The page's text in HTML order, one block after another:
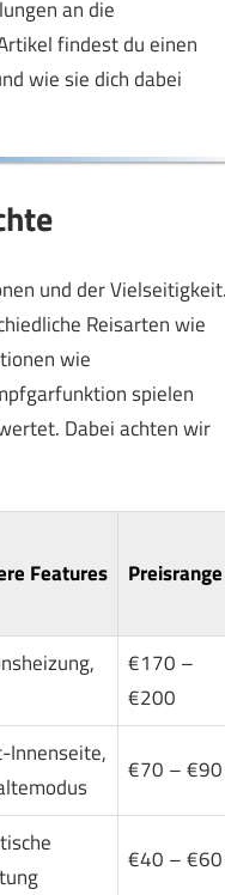
an die
findest du einen
wie sie dich dabei
und der Vielseitigkeit.
Reisarten wie
wie
spielen
Dabei achten wir
Features Preisrange
€170 –
€200
€70 – €90
€40 – €60